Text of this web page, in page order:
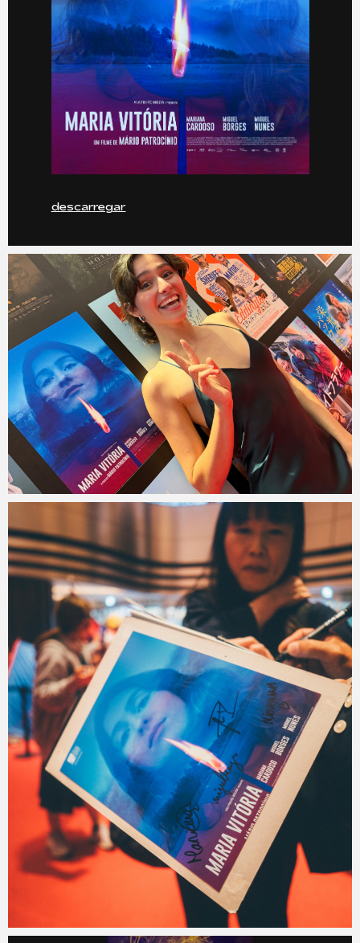
descarregar